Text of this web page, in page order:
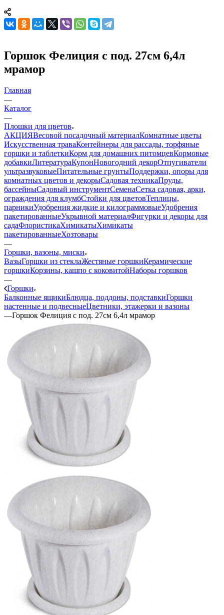
Горшок Фелиция с под. 27см 6,4л
мрамор
Главная
—
Каталог
—
Плошки для цветов
АКЦИЯВесовой посадочный материалКомнатные цветы
Искусственная траваКонтейнеры для рассады, торфяные
горшки и таблеткиКорм для домашних питомцевКормовые
добавкиЛитератураКупонНовогодний декорОтпугиватели
ультразвуковыеПитательные грунтыПоддержки, опоры для
комнатных цветов и декорыСадовая техникаПруды,
бассейныСадовый инструментСеменаСетка садовая, арки,
ограждения для клумбСтойки для цветовТеплицы,
парникиУдобрения жидкие и килограммовыеУдобрения
пакетированныеУкрывной материалФигурки и декоры для
садаФлористикаХимикатыХимикаты
пакетированныеХозтовары
—
Горшки, вазоны, миски
ВазыГоршки из стеклаЖестяные горшкиКерамические
горшкиКорзины, кашпо с коковитойНаборы горшков
—
Горшки
Балконные ящикиБлюдца, поддоны, подставкиГоршки
настенные и подвесныеЦветники, этажерки и вазоны
—Горшок Фелиция с под. 27см 6,4л мрамор